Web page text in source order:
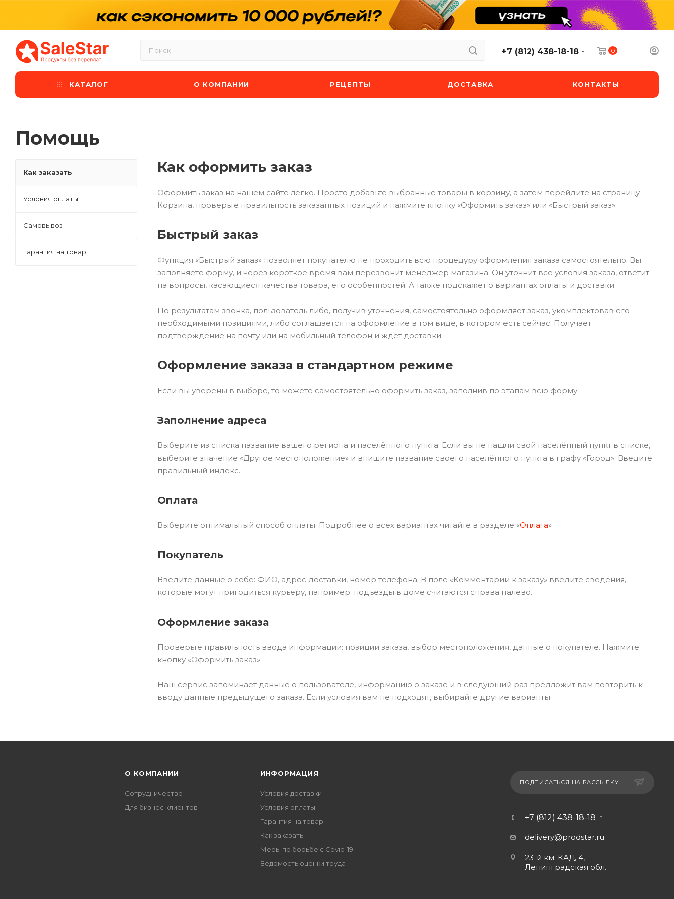
0
+7 (812) 438-18-18
КАТАЛОГ О КОМПАНИИ РЕЦЕПТЫ ДОСТАВКА КОНТАКТЫ
Помощь
Как оформить заказ
Оформить заказ на нашем сайте легко. Просто добавьте выбранные товары в корзину, а затем перейдите на страницу
Корзина, проверьте правильность заказанных позиций и нажмите кнопку «Оформить заказ» или «Быстрый заказ».
Быстрый заказ
Функция «Быстрый заказ» позволяет покупателю не проходить всю процедуру оформления заказа самостоятельно. Вы
заполняете форму, и через короткое время вам перезвонит менеджер магазина. Он уточнит все условия заказа, ответит
на вопросы, касающиеся качества товара, его особенностей. А также подскажет о вариантах оплаты и доставки.
По результатам звонка, пользователь либо, получив уточнения, самостоятельно оформляет заказ, укомплектовав его
необходимыми позициями, либо соглашается на оформление в том виде, в котором есть сейчас. Получает
подтверждение на почту или на мобильный телефон и ждёт доставки.
Оформление заказа в стандартном режиме
Если вы уверены в выборе, то можете самостоятельно оформить заказ, заполнив по этапам всю форму.
Заполнение адреса
Выберите из списка название вашего региона и населённого пункта. Если вы не нашли свой населённый пункт в списке,
выберите значение «Другое местоположение» и впишите название своего населённого пункта в графу «Город». Введите
правильный индекс.
Оплата
Выберите оптимальный способ оплаты. Подробнее о всех вариантах читайте в разделе «Оплата»
Покупатель
Введите данные о себе: ФИО, адрес доставки, номер телефона. В поле «Комментарии к заказу» введите сведения,
которые могут пригодиться курьеру, например: подъезды в доме считаются справа налево.
Оформление заказа
Проверьте правильность ввода информации: позиции заказа, выбор местоположения, данные о покупателе. Нажмите
кнопку «Оформить заказ».
Наш сервис запоминает данные о пользователе, информацию о заказе и в следующий раз предложит вам повторить к
вводу данные предыдущего заказа. Если условия вам не подходят, выбирайте другие варианты.
Как заказать
Условия оплаты
Самовывоз
Гарантия на товар
О КОМПАНИИ
Сотрудничество
Для бизнес клиентов
ИНФОРМАЦИЯ
Условия доставки
Условия оплаты
Гарантия на товар
Как заказать
Меры по борьбе с Covid-19
Ведомость оценки труда
ПОДПИСАТЬСЯ НА РАССЫЛКУ
+7 (812) 438-18-18
delivery@prodstar.ru
23-й км. КАД, 4,
Ленинградская обл.